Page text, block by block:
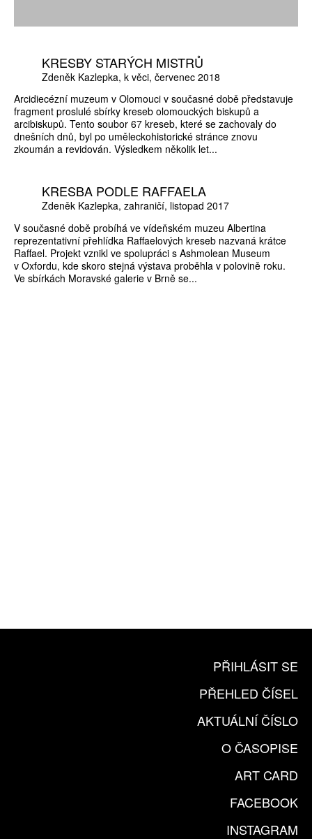
KRESBY STARÝCH MISTRŮ
Zdeněk Kazlepka k věci červenec 2018
Arcidiecézní muzeum v Olomouci v současné době představuje
fragment proslulé sbírky kreseb olomouckých biskupů a
arcibiskupů. Tento soubor 67 kreseb, které se zachovaly do
dnešních dnů, byl po uměleckohistorické stránce znovu
zkoumán a revidován. Výsledkem několik let...
KRESBA PODLE RAFFAELA
Zdeněk Kazlepka zahraničí listopad 2017
V současné době probíhá ve vídeňském muzeu Albertina
reprezentativní přehlídka Raffaelových kreseb nazvaná krátce
Raffael. Projekt vznikl ve spolupráci s Ashmolean Museum
v Oxfordu, kde skoro stejná výstava proběhla v polovině roku.
Ve sbírkách Moravské galerie v Brně se...
PŘIHLÁSIT SE
PŘEHLED ČÍSEL
AKTUÁLNÍ ČÍSLO
O ČASOPISE
ART CARD
FACEBOOK
INSTAGRAM